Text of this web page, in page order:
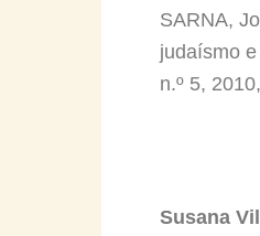
SARNA,
judaísmo
n.º 5,
Susana